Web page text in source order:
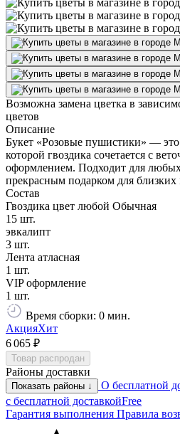
Возможна замена цветка в
цветов
Описание
Букет «Розовые пушистики» —
которой гвоздика сочетается с
оформлением. Подходит для
прекрасным подарком для близких
Состав
Гвоздика цвет любой Обычная
15 шт.
эвкалипт
3 шт.
Лента атласная
1 шт.
VIP оформление
1 шт.
Время сборки: 0 мин.
АкцияХит
6 065 ₽
Товар распродан
Районы доставки
Показать районы ↓ О бесплатной
с бесплатной доставкойFree
Гарантия выполнения Правила